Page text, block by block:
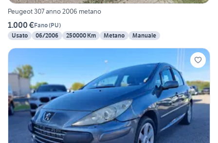
Peugeot 307 anno 2006 metano
1.000 €Fano(PU)
Usato
06/2006 250000 Km Metano Manuale